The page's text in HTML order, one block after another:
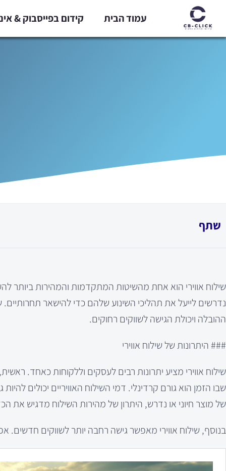
לתוכן
עמוד הבית קידום בפייסבוק &
שתף
שילוח אווירי הוא אחת מהשיטות המתקדמות והמהירות ביותר
נדרשים לייעל את תהליכי השינוע שלהם כדי להישאר
ההובלה ויכולת הגישה לשווקים רחוקים.
### היתרונות של שילוח אווירי
שילוח אווירי מציע יתרונות רבים לעסקים וללקוחות כאחד.
שבו הזמן הוא גורם קרדינלי. דמי השילוח האוויריים יכולים
של מוצר חיוני או נדרש, היתרון של מהירות השילוח מדגיש את
בנוסף, שילוח אווירי מאפשר גישה רחבה יותר לשווקים חדשים.